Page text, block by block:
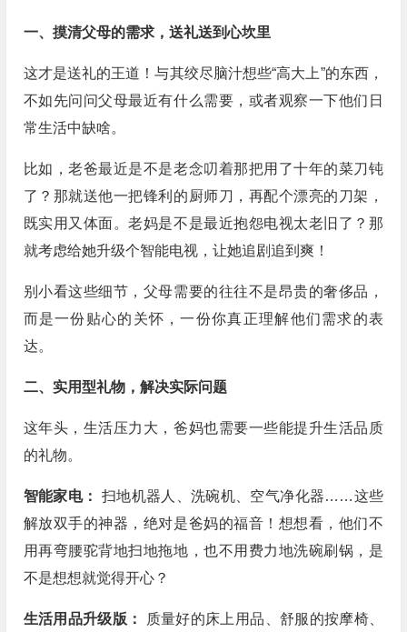
一、摸清父母的需求，送礼送到心坎里
这才是送礼的王道！与其绞尽脑汁想些“高大上”的东西，
不如先问问父母最近有什么需要，或者观察一下他们日
常生活中缺啥。
比如，老爸最近是不是老念叨着那把用了十年的菜刀钝
了？那就送他一把锋利的厨师刀，再配个漂亮的刀架，
既实用又体面。老妈是不是最近抱怨电视太老旧了？那
就考虑给她升级个智能电视，让她追剧追到爽！
别小看这些细节，父母需要的往往不是昂贵的奢侈品，
而是一份贴心的关怀，一份你真正理解他们需求的表
达。
二、实用型礼物，解决实际问题
这年头，生活压力大，爸妈也需要一些能提升生活品质
的礼物。
智能家电： 扫地机器人、洗碗机、空气净化器……这些
解放双手的神器，绝对是爸妈的福音！想想看，他们不
用再弯腰驼背地扫地拖地，也不用费力地洗碗刷锅，是
不是想想就觉得开心？
生活用品升级版：
质量好的床上用品、舒服的按摩椅、